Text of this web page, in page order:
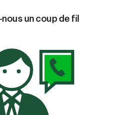
nous un coup de fil